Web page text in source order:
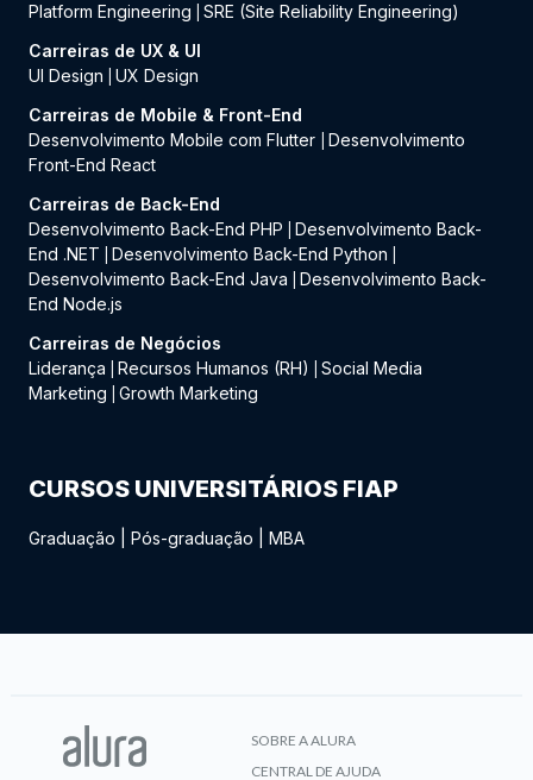
Platform Engineering
SRE (Site Reliability Engineering)
Carreiras de UX & UI
UI Design
UX Design
Carreiras de Mobile & Front-End
Desenvolvimento Mobile com Flutter
Desenvolvimento
Front-End React
Carreiras de Back-End
Desenvolvimento Back-End PHP
Desenvolvimento Back-
End .NET
Desenvolvimento Back-End Python
Desenvolvimento Back-End Java
Desenvolvimento Back-
End Node.js
Carreiras de Negócios
Liderança
Recursos Humanos (RH)
Social Media
Marketing
Growth Marketing
CURSOS UNIVERSITÁRIOS FIAP
Graduação Pós-graduação MBA
SOBRE A ALURA
CENTRAL DE AJUDA